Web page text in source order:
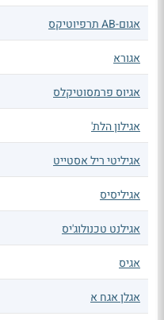
אגום-AB תרפיוטיקס
אגורא
אגיוס פרמסוטיקלס
אגילון הלת'
אגיליטי ריל אסטייט
אגיליסיס
אגילנט טכנולוג'יס
אגיס
אגלן אגח א